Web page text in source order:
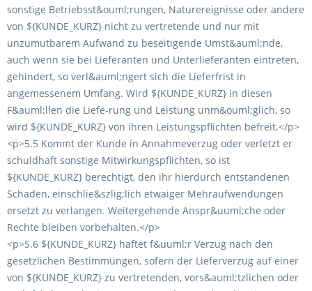
sonstige Betriebsst&ouml;rungen, Naturereignisse oder andere
von ${KUNDE_KURZ} nicht zu vertretende und nur mit
unzumutbarem Aufwand zu beseitigende Umst&auml;nde,
auch wenn sie bei Lieferanten und Unterlieferanten eintreten,
gehindert, so verl&auml;ngert sich die Lieferfrist in
angemessenem Umfang. Wird ${KUNDE_KURZ} in diesen
F&auml;llen die Liefe-rung und Leistung unm&ouml;glich, so
wird ${KUNDE_KURZ} von ihren Leistungspflichten befreit.</p>
<p>5.5 Kommt der Kunde in Annahmeverzug oder verletzt er
schuldhaft sonstige Mitwirkungspflichten, so ist
${KUNDE_KURZ} berechtigt, den ihr hierdurch entstandenen
Schaden, einschlie&szlig;lich etwaiger Mehraufwendungen
ersetzt zu verlangen. Weitergehende Anspr&uuml;che oder
Rechte bleiben vorbehalten.</p>
<p>5.6 ${KUNDE_KURZ} haftet f&uuml;r Verzug nach den
gesetzlichen Bestimmungen, sofern der Lieferverzug auf einer
von ${KUNDE_KURZ} zu vertretenden, vors&auml;tzlichen oder